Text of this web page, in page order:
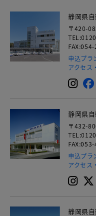
静岡県
〒420-
申込プラ
アクセス
静岡県
〒432-
申込プラ
アクセス
静岡県